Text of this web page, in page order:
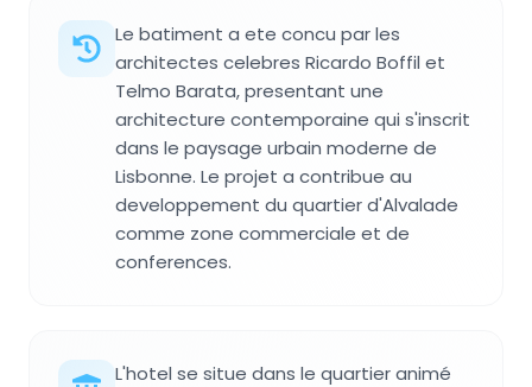
Le batiment a ete concu par les
architectes celebres Ricardo Boffil et
Telmo Barata, presentant une
architecture contemporaine qui s'inscrit
dans le paysage urbain moderne de
Lisbonne. Le projet a contribue au
developpement du quartier d'Alvalade
comme zone commerciale et de
conferences.
L'hotel se situe dans le quartier animé